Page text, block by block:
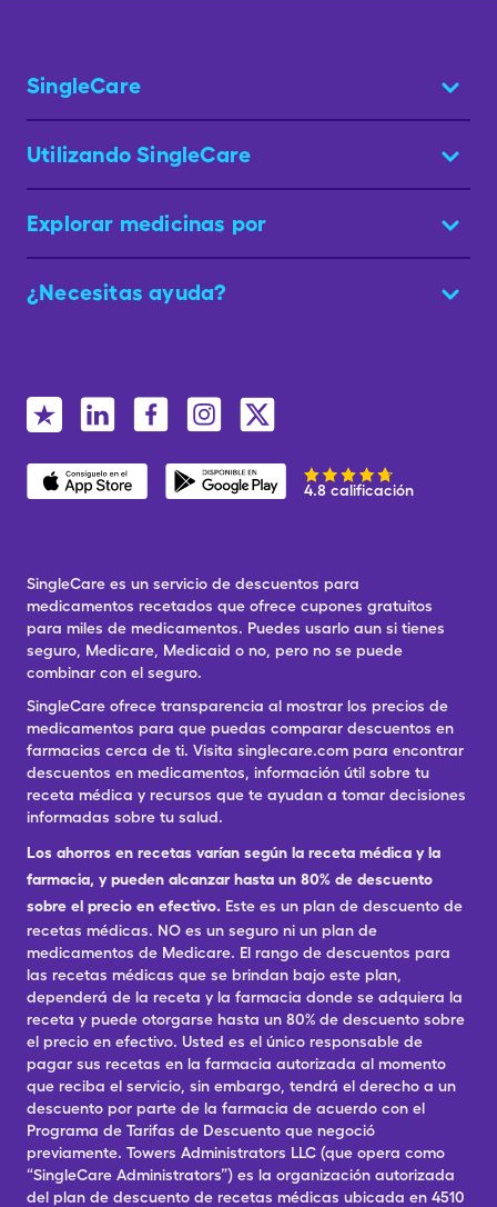
SingleCare
Utilizando SingleCare
Explorar medicinas por
¿Necesitas ayuda?
4.8 calificación
SingleCare es un servicio de descuentos para
medicamentos recetados que ofrece cupones gratuitos
para miles de medicamentos. Puedes usarlo aun si tienes
seguro, Medicare, Medicaid o no, pero no se puede
combinar con el seguro.
SingleCare ofrece transparencia al mostrar los precios de
medicamentos para que puedas comparar descuentos en
farmacias cerca de ti. Visita singlecare.com para encontrar
descuentos en medicamentos, información útil sobre tu
receta médica y recursos que te ayudan a tomar decisiones
informadas sobre tu salud.
Los ahorros en recetas varían según la receta médica y la
farmacia, y pueden alcanzar hasta un 80% de descuento
sobre el precio en efectivo. Este es un plan de descuento de
recetas médicas. NO es un seguro ni un plan de
medicamentos de Medicare. El rango de descuentos para
las recetas médicas que se brindan bajo este plan,
dependerá de la receta y la farmacia donde se adquiera la
receta y puede otorgarse hasta un 80% de descuento sobre
el precio en efectivo. Usted es el único responsable de
pagar sus recetas en la farmacia autorizada al momento
que reciba el servicio, sin embargo, tendrá el derecho a un
descuento por parte de la farmacia de acuerdo con el
Programa de Tarifas de Descuento que negoció
previamente. Towers Administrators LLC (que opera como
“SingleCare Administrators”) es la organización autorizada
del plan de descuento de recetas médicas ubicada en 4510